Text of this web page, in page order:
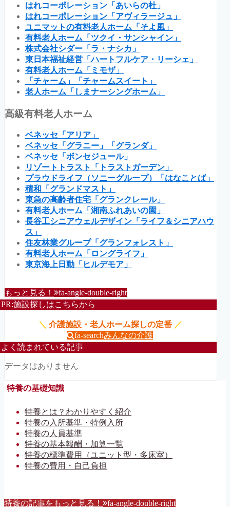
はれコーポレーション「あいらの杜」
はれコーポレーション「アヴィラージュ」
ユニマットの有料老人ホーム「そよ風」
有料老人ホーム「ツクイ・サンシャイン」
株式会社シダー「ラ・ナシカ」
東日本福祉経営「ハートフルケア・リーシェ」
有料老人ホーム「ミモザ」
「チャーム」「チャームスイート」
老人ホーム「しまナーシングホーム」
高級有料老人ホーム
ベネッセ「アリア」
ベネッセ「グラニー」「グランダ」
ベネッセ「ボンセジュール」
リゾートトラスト「トラストガーデン」
プラウドライフ（ソニーグループ）「はなことば」
積和「グランドマスト」
東急の高齢者住宅「グランクレール」
有料老人ホーム「湘南ふれあいの園」
長谷工シニアウェルデザイン「ライフ＆シニアハウ
ス」
住友林業グループ「グランフォレスト」
有料老人ホーム「ロングライフ」
東京海上日動「ヒルデモア」
もっと見る！ fa-angle-double-right
PR:施設探しはこちらから
＼ 介護施設・老人ホーム探しの定番 ／
fa-searchみんなの介護
よく読まれている記事
データはありません
特養の基礎知識
特養とは？わかりやすく紹介
特養の入所基準・特例入所
特養の人員基準
特養の基本報酬・加算一覧
特養の標準費用（ユニット型・多床室）
特養の費用・自己負担
特養の記事をもっと見る！ fa-angle-double-right